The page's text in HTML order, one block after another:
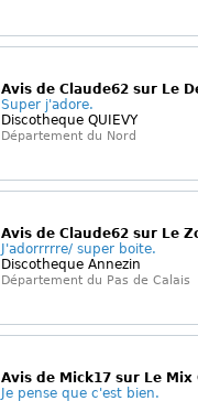
Avis de Claude62 sur Le
Super j'adore.
Discotheque QUIEVY
Département du Nord
Avis de Claude62 sur Le
J'adorrrrre/ super boite.
Discotheque Annezin
Département du Pas de Calais
Avis de Mick17 sur Le
Je pense que c'est bien.